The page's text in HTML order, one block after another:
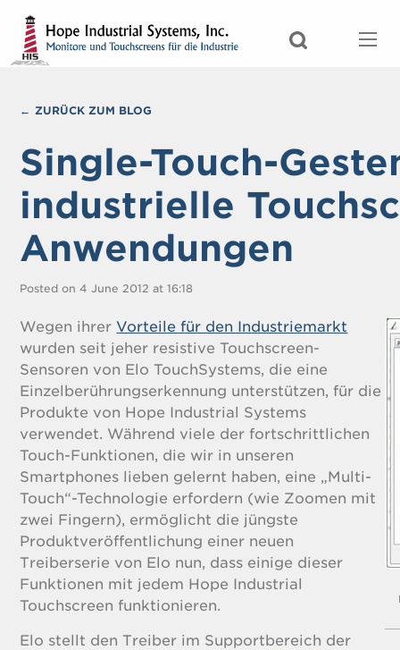
ZURÜCK ZUM BLOG
Single-Touch-
industrielle
Anwendungen
Posted on 4 June 2012 at 16:18
Wegen ihrerVorteile für den Industriemarkt
wurden seit jeher resistive Touchscreen-
Sensoren von Elo TouchSystems, die eine
Einzelberührungserkennung unterstützen, für die
Produkte von Hope Industrial Systems
verwendet. Während viele der fortschrittlichen
Touch-Funktionen, die wir in unseren
Smartphones lieben gelernt haben, eine „Multi-
Touch“-Technologie erfordern (wie Zoomen mit
zwei Fingern), ermöglicht die jüngste
Produktveröffentlichung einer neuen
Treiberserie von Elo nun, dass einige dieser
Funktionen mit jedem Hope Industrial
Touchscreen funktionieren.
Elo stellt den Treiber im Supportbereich der